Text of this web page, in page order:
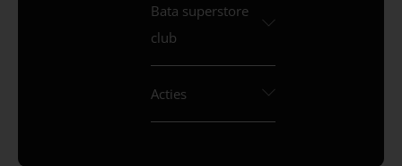
Bata superstore
club
Acties